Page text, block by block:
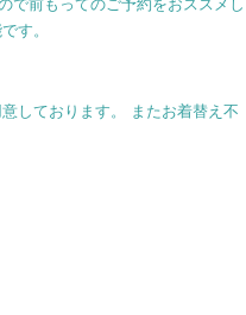
で前もってのご予約をおススメし
す。
しております。 またお着替え不